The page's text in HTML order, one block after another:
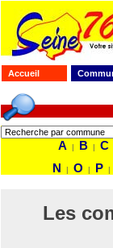
Accueil
A | B | C
N
| O | P |
Les